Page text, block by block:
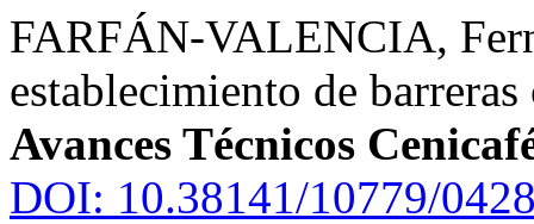
FARFÁN-VALENCIA,
establecimiento de
Avances Técnicos
DOI: 10.38141/10779/